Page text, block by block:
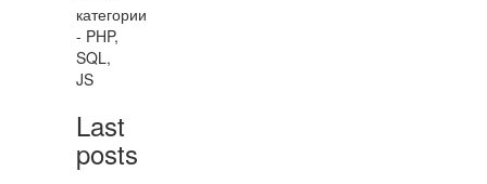
категории
- PHP,
SQL,
JS
Last
posts